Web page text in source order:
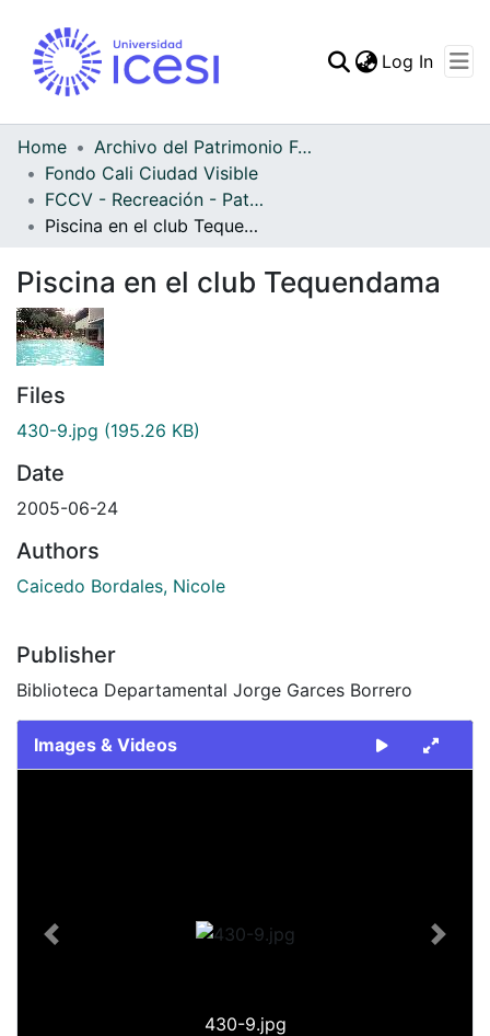
Log In
Home
Archivo del Patrimonio Fotográfico y Fílmico del Valle del Cauca
Fondo Cali Ciudad Visible
FCCV - Recreación - Patrimonial
Piscina en el club Tequendama
Piscina en el club Tequendama
Files
430-9.jpg (195.26 KB)
Date
2005-06-24
Authors
Caicedo Bordales, Nicole
Publisher
Biblioteca Departamental Jorge Garces Borrero
Images & Videos
430-9.jpg
Previous Next